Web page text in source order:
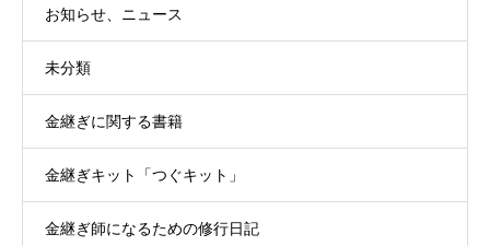
お知らせ、ニュース
未分類
金継ぎに関する書籍
金継ぎキット「つぐキット」
金継ぎ師になるための修行日記